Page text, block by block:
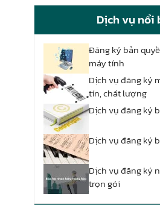
Dịch vụ nổi
Đăng ký bản
máy tính
Dịch vụ đăng ký
tín, chất lượng
Dịch vụ đăng ký
Dịch vụ đăng ký
Dịch vụ đăng ký
trọn gói